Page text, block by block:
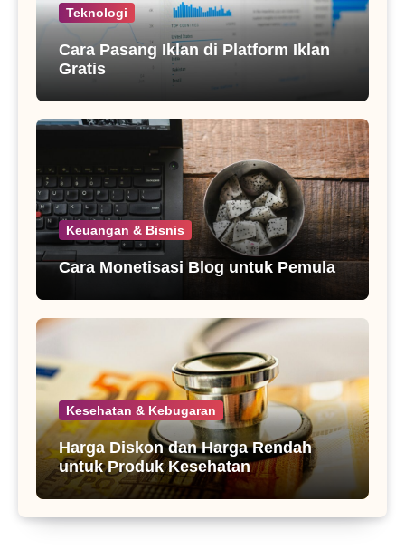
Teknologi
Cara Pasang Iklan di Platform Iklan
Gratis
Keuangan & Bisnis
Cara Monetisasi Blog untuk Pemula
Kesehatan & Kebugaran
Harga Diskon dan Harga Rendah
untuk Produk Kesehatan